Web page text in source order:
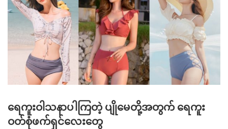
Image
ရေကူးဝါသနာပါကြတဲ့ ပျိုမေတို့အတွက် ရေကူး
ဝတ်စုံဖက်ရှင်လေးတွေ